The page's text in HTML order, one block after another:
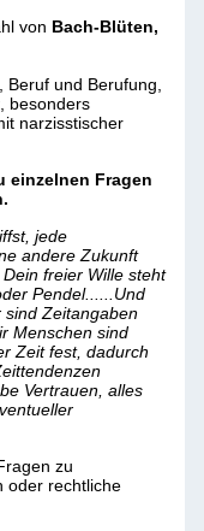
von Bach-Blüten,
und Berufung,
besonders
narzisstischer
einzelnen Fragen
jede
andere Zukunft
freier Wille steht
Pendel......Und
sind Zeitangaben
Menschen sind
Zeit fest, dadurch
Vertrauen, alles
zu
oder rechtliche